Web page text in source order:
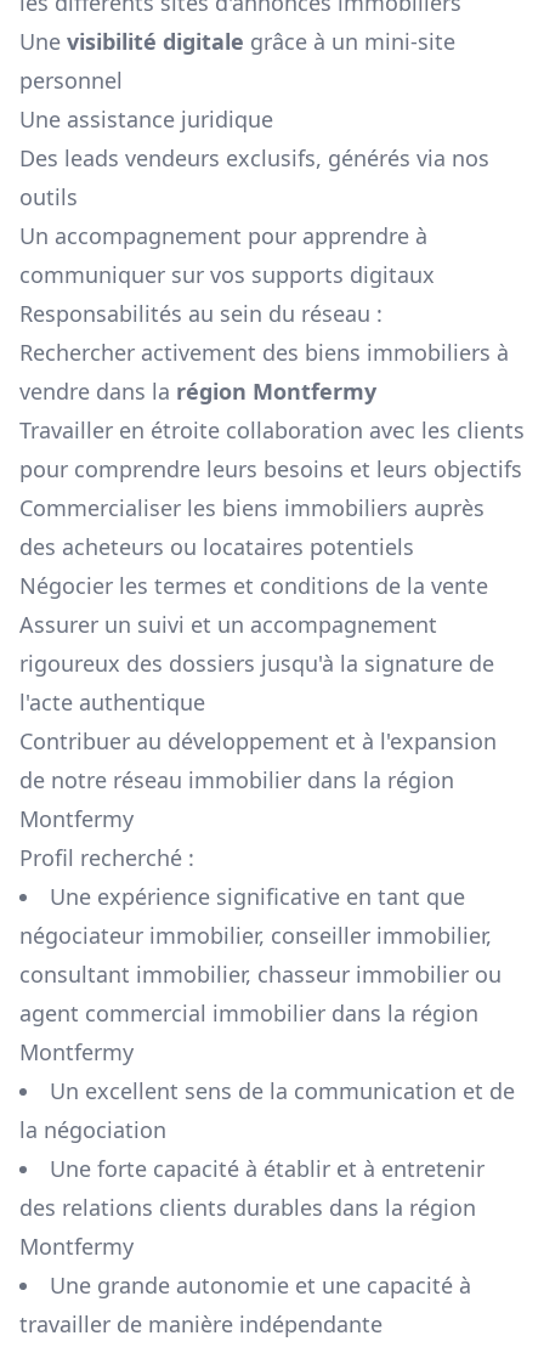
Une visibilité digitale grâce à un mini-site
personnel
Une assistance juridique
Des leads vendeurs exclusifs, générés via nos
outils
Un accompagnement pour apprendre à
communiquer sur vos supports digitaux
Responsabilités au sein du réseau :
Rechercher activement des biens immobiliers à
vendre dans la région Montfermy
Travailler en étroite collaboration avec les clients
pour comprendre leurs besoins et leurs objectifs
Commercialiser les biens immobiliers auprès
des acheteurs ou locataires potentiels
Négocier les termes et conditions de la vente
Assurer un suivi et un accompagnement
rigoureux des dossiers jusqu'à la signature de
l'acte authentique
Contribuer au développement et à l'expansion
de notre réseau immobilier dans la région
Montfermy
Profil recherché :
Une expérience significative en tant que
négociateur immobilier, conseiller immobilier,
consultant immobilier, chasseur immobilier ou
agent commercial immobilier dans la région
Montfermy
Un excellent sens de la communication et de
la négociation
Une forte capacité à établir et à entretenir
des relations clients durables dans la région
Montfermy
Une grande autonomie et une capacité à
travailler de manière indépendante